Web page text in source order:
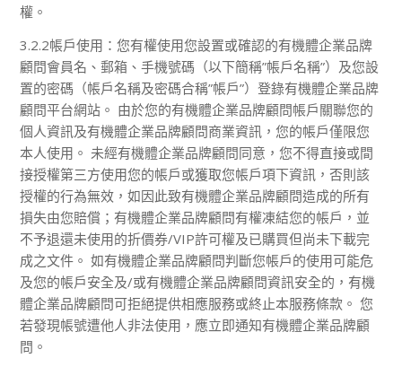
權。
3.2.2帳戶使用：您有權使用您設置或確認的有機體企業品牌
顧問會員名、郵箱、手機號碼（以下簡稱”帳戶名稱”）及您設
置的密碼（帳戶名稱及密碼合稱”帳戶”）登錄有機體企業品牌
顧問平台網站。 由於您的有機體企業品牌顧問帳戶關聯您的
個人資訊及有機體企業品牌顧問商業資訊，您的帳戶僅限您
本人使用。 未經有機體企業品牌顧問同意，您不得直接或間
接授權第三方使用您的帳戶或獲取您帳戶項下資訊，否則該
授權的行為無效，如因此致有機體企業品牌顧問造成的所有
損失由您賠償；有機體企業品牌顧問有權凍結您的帳戶，並
不予退還未使用的折價券/VIP許可權及已購買但尚未下載完
成之文件。 如有機體企業品牌顧問判斷您帳戶的使用可能危
及您的帳戶安全及/或有機體企業品牌顧問資訊安全的，有機
體企業品牌顧問可拒絕提供相應服務或終止本服務條款。 您
若發現帳號遭他人非法使用，應立即通知有機體企業品牌顧
問。